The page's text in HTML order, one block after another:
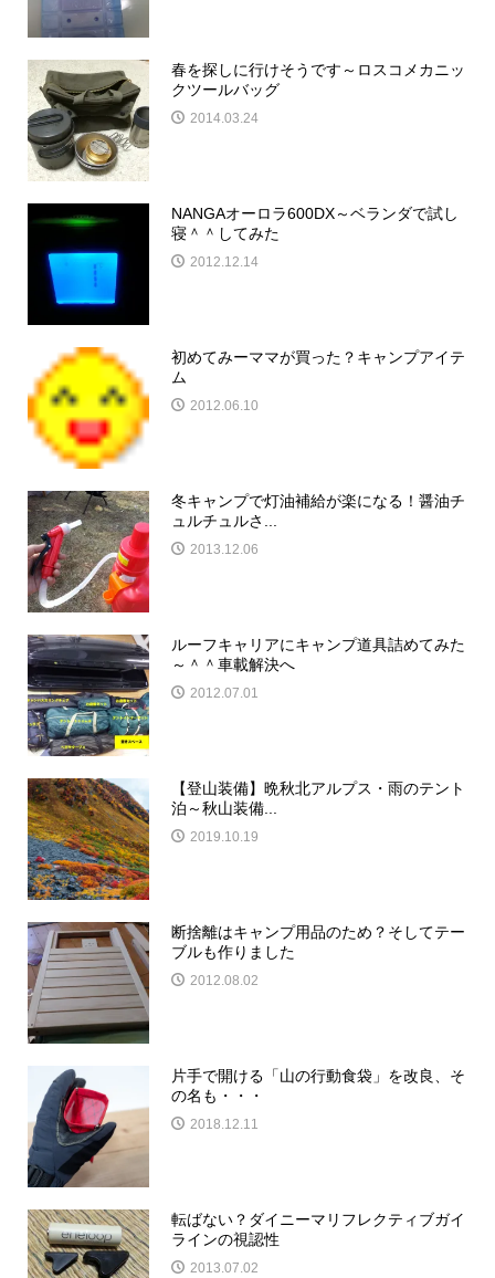
春を探しに行けそうです～ロスコメカニッ
クツールバッグ
2014.03.24
NANGAオーロラ600DX～ベランダで試し
寝＾＾してみた
2012.12.14
初めてみーママが買った？キャンプアイテ
ム
2012.06.10
冬キャンプで灯油補給が楽になる！醤油チ
ュルチュルさ...
2013.12.06
ルーフキャリアにキャンプ道具詰めてみた
～＾＾車載解決へ
2012.07.01
【登山装備】晩秋北アルプス・雨のテント
泊～秋山装備...
2019.10.19
断捨離はキャンプ用品のため？そしてテー
ブルも作りました
2012.08.02
片手で開ける「山の行動食袋」を改良、そ
の名も・・・
2018.12.11
転ばない？ダイニーマリフレクティブガイ
ラインの視認性
2013.07.02